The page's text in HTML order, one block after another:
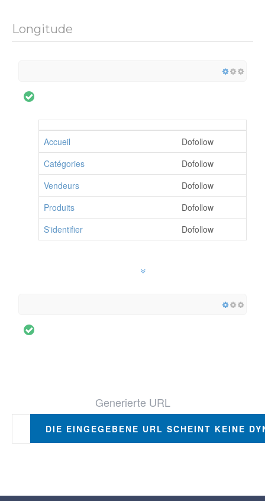
Longitude
Accueil
Dofollow
Catégories
Dofollow
Vendeurs
Dofollow
Produits
Dofollow
S'identifier
Dofollow
Generierte URL
DIE EINGEGEBENE URL SCHEINT KEINE